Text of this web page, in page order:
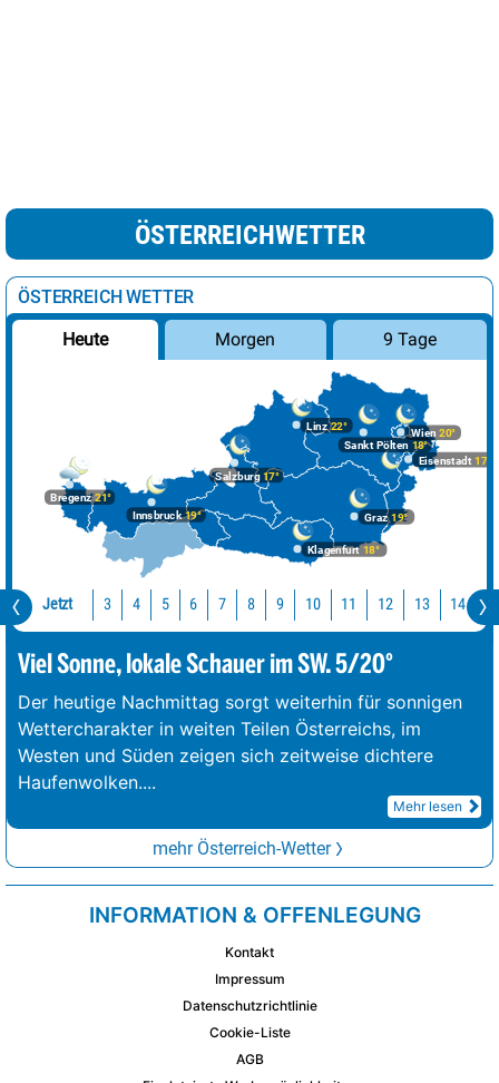
ÖSTERREICHWETTER
ÖSTERREICH WETTER
Heute Morgen 9 Tage
Bregenz21°
Graz19°
Innsbruck19°
Klagenfurt 18°
Linz22°
Salzburg17°
Wien 20°
Eisenstadt 17°
Sankt Pölten 18°
Jetzt 3 4 5 6 7 8 9 10 11 12 13 14
Viel Sonne, lokale Schauer im SW. 5/20°
Der heutige Nachmittag sorgt weiterhin für sonnigen
Wettercharakter in weiten Teilen Österreichs, im
Westen und Süden zeigen sich zeitweise dichtere
Haufenwolken....
Mehr lesen
mehr Österreich-Wetter
INFORMATION & OFFENLEGUNG
Kontakt
Impressum
Datenschutzrichtlinie
Cookie-Liste
AGB